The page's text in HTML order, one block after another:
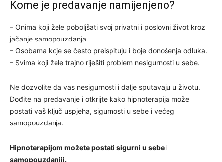
Kome je predavanje namijenjeno?
– Onima koji žele poboljšati svoj privatni i poslovni život kroz
jačanje samopouzdanja.
– Osobama koje se često preispituju i boje donošenja odluka.
– Svima koji žele trajno riješiti problem nesigurnosti u sebe.
Ne dozvolite da vas nesigurnosti i dalje sputavaju u životu.
Dođite na predavanje i otkrijte kako hipnoterapija može
postati vaš ključ uspjeha, sigurnosti u sebe i većeg
samopouzdanja.
Hipnoterapijom možete postati sigurni u sebe i
samopouzdaniji.